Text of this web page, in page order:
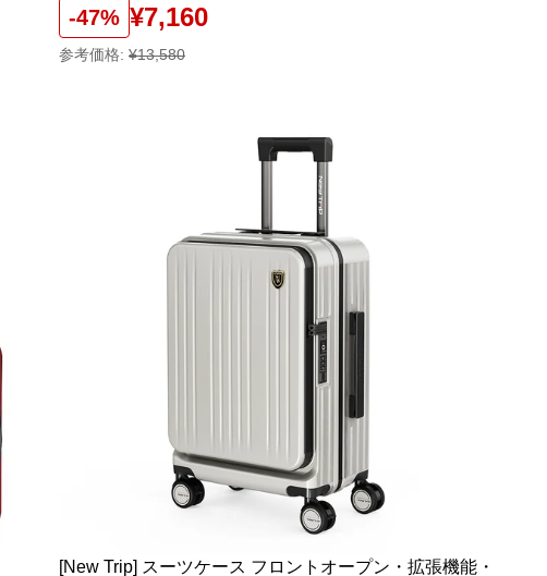
-47% ¥7,160
参考価格: ¥13,580
[New Trip] スーツケース フロントオープン・拡張機能・